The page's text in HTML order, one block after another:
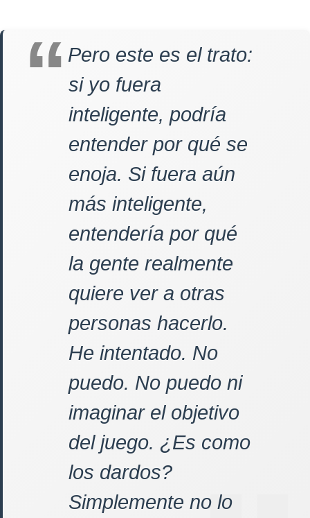
Pero este es el trato:
si yo fuera
inteligente, podría
entender por qué se
enoja. Si fuera aún
más inteligente,
entendería por qué
la gente realmente
quiere ver a otras
personas hacerlo.
He intentado. No
puedo. No puedo ni
imaginar el objetivo
del juego. ¿Es como
los dardos?
Simplemente no lo